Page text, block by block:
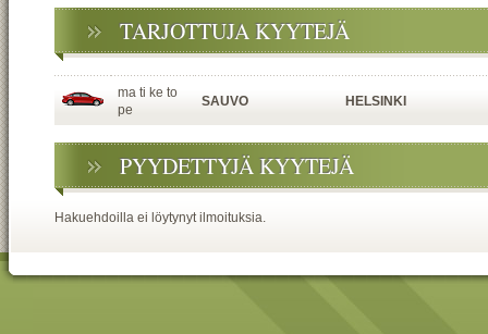
TARJOTTUJA KYYTEJÄ
ma ti ke to
pe
SAUVO HELSINKI
PYYDETTYJÄ KYYTEJÄ
Hakuehdoilla ei löytynyt ilmoituksia.